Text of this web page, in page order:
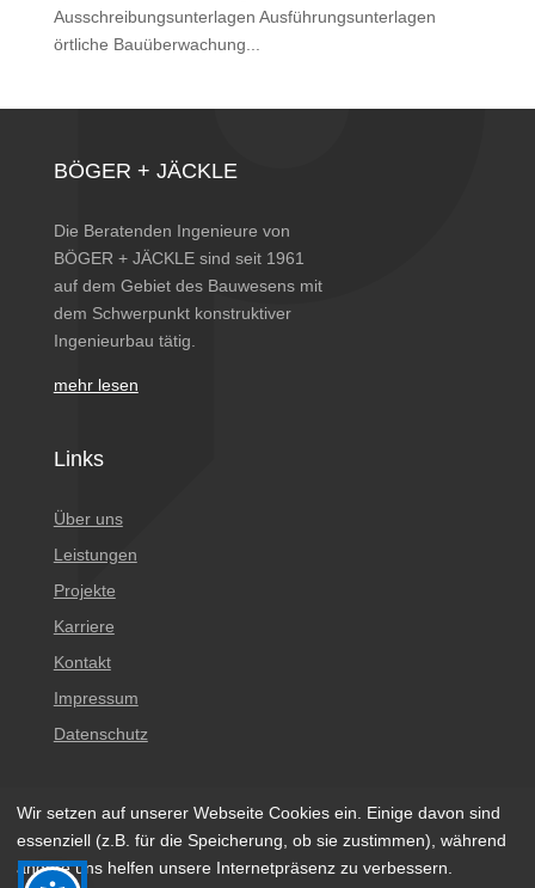
Ausschreibungsunterlagen Ausführungsunterlagen
örtliche Bauüberwachung...
BÖGER + JÄCKLE
Die Beratenden Ingenieure von
BÖGER + JÄCKLE sind seit 1961
auf dem Gebiet des Bauwesens mit
dem Schwerpunkt konstruktiver
Ingenieurbau tätig.
mehr lesen
Links
Über uns
Leistungen
Projekte
Karriere
Kontakt
Impressum
Datenschutz
Wir setzen auf unserer Webseite Cookies ein. Einige davon sind
essenziell (z.B. für die Speicherung, ob sie zustimmen), während
andere uns helfen unsere Internetpräsenz zu verbessern.